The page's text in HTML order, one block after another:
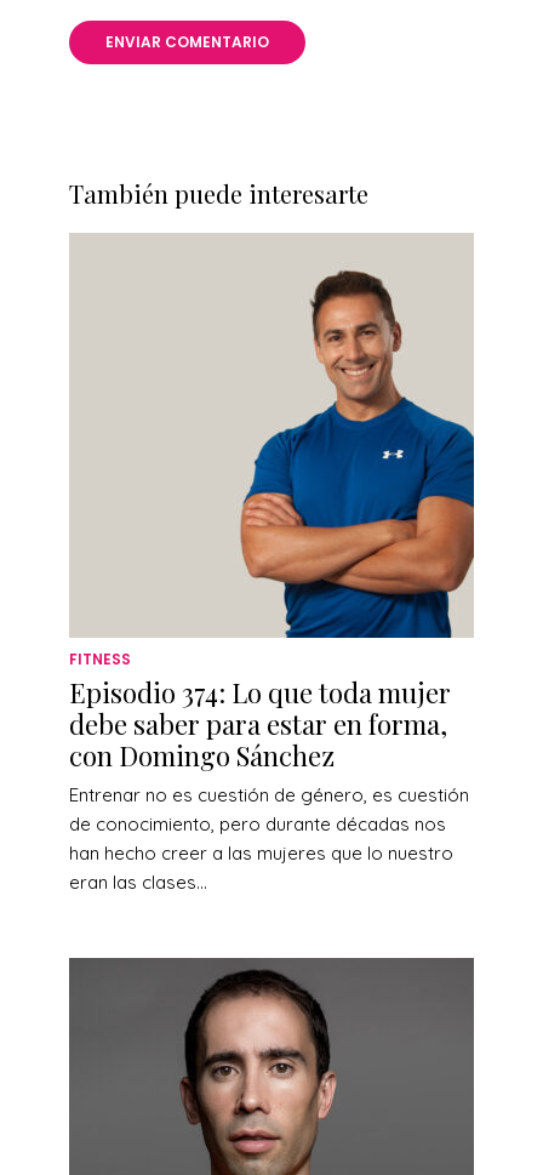
También puede interesarte
FITNESS
Episodio 374: Lo que toda mujer
debe saber para estar en forma,
con Domingo Sánchez
Entrenar no es cuestión de género, es cuestión
de conocimiento, pero durante décadas nos
han hecho creer a las mujeres que lo nuestro
eran las clases...